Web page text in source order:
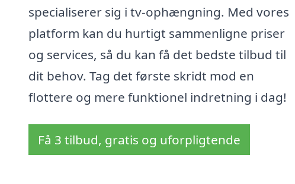
specialiserer sig i tv-ophængning. Med vores
platform kan du hurtigt sammenligne priser
og services, så du kan få det bedste tilbud til
dit behov. Tag det første skridt mod en
flottere og mere funktionel indretning i dag!
Få 3 tilbud, gratis og uforpligtende